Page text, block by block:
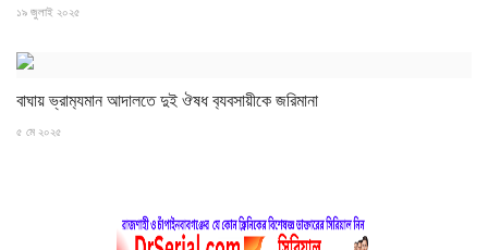
১৯ জুলাই ২০২৫
বাঘায় ভ্রাম‍্যমান আদালতে দুই ঔষধ ব‍্যবসায়ীকে জরিমানা
৫ মে ২০২৫